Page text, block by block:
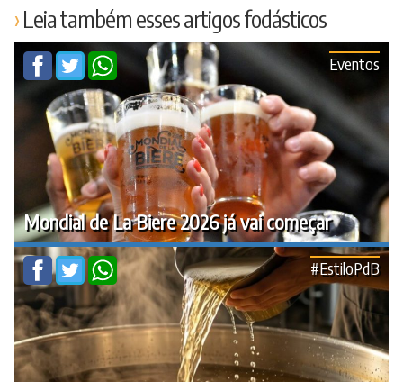
Leia também esses artigos fodásticos
Mondial de La Biere 2026 já vai começar
Eventos
#EstiloPdB